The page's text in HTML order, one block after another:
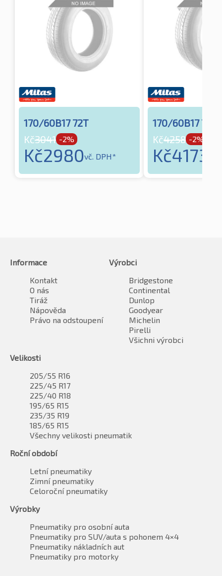
170/60B17 72T
Kč3041 -2%
Kč2980vč. DPH*
170/60B17 72T
Kč4258 -2%
Kč4173
Informace
Kontakt
O nás
Tiráž
Nápověda
Právo na odstoupení
Výrobci
Bridgestone
Continental
Dunlop
Goodyear
Michelin
Pirelli
Všichni výrobci
Velikosti
205/55 R16
225/45 R17
225/40 R18
195/65 R15
235/35 R19
185/65 R15
Všechny velikosti pneumatik
Roční období
Letní pneumatiky
Zimní pneumatiky
Celoroční pneumatiky
Výrobky
Pneumatiky pro osobní auta
Pneumatiky pro SUV/auta s pohonem 4×4
Pneumatiky nákladních aut
Pneumatiky pro motorky